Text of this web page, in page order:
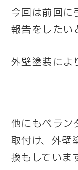
今回は前回に
報告をしたい
外壁塗装に
他にもベラン
取付け、外壁
換もしていま